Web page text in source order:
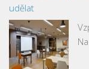
udělat